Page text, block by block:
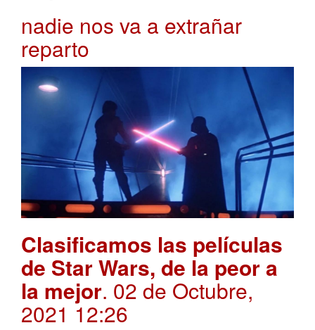
nadie nos va a extrañar
reparto
Clasificamos las películas
de Star Wars, de la peor a
la mejor. 02 de Octubre,
2021 12:26